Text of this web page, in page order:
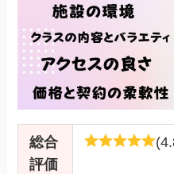
総合
評価